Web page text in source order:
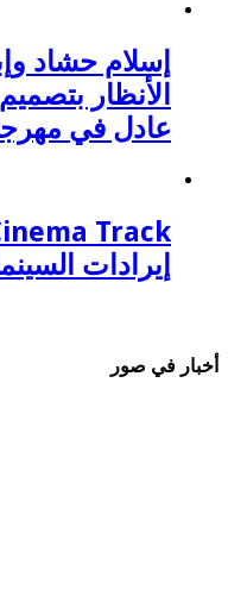
إسلام حشاد
الأنظار
عادل في
إيرادات
أخبار في صور